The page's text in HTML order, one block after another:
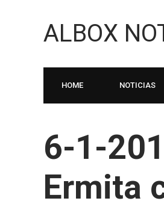
ALBOX
HOME NOTICIAS
6-1-
Ermita